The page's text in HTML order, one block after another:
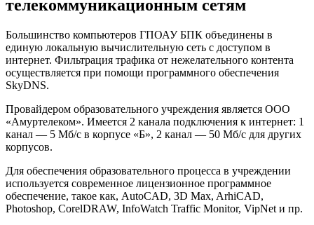
телекоммуникационным сетям
Большинство компьютеров ГПОАУ БПК объединены в
единую локальную вычислительную сеть с доступом в
интернет. Фильтрация трафика от нежелательного контента
осуществляется при помощи программного обеспечения
SkyDNS.
Провайдером образовательного учреждения является ООО
«Амуртелеком». Имеется 2 канала подключения к интернет: 1
канал — 5 Мб/с в корпусе «Б», 2 канал — 50 Мб/с для других
корпусов.
Для обеспечения образовательного процесса в учреждении
используется современное лицензионное программное
обеспечение, такое как, AutoCAD, 3D Max, ArhiCAD,
Photoshop, CorelDRAW, InfoWatch Traffic Monitor, VipNet и пр.